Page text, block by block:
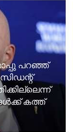
പറഞ്ഞ്
കത്ത്